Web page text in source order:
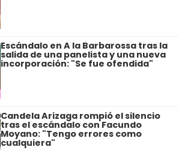
Escándalo en A la Barbarossa tras la
salida de una panelista y una nueva
incorporación: "Se fue ofendida"
Candela Arizaga rompió el silencio
tras el escándalo con Facundo
Moyano: "Tengo errores como
cualquiera"